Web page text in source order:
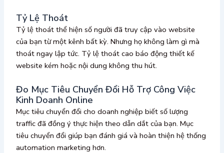
Tỷ Lệ Thoát
Tỷ lệ thoát thể hiện số người đã truy cập vào website
của bạn từ một kênh bất kỳ. Nhưng họ không làm gì mà
thoát ngay lập tức. Tỷ lệ thoát cao báo động thiết kế
website kém hoặc nội dung không thu hút.
Đo Mục Tiêu Chuyển Đổi Hỗ Trợ Công Việc
Kinh Doanh Online
Mục tiêu chuyển đổi cho doanh nghiệp biết số lượng
traffic đã đồng ý thực hiện theo dẫn dắt của bạn. Mục
tiêu chuyển đổi giúp bạn đánh giá và hoàn thiện hệ thống
automation marketing hơn.